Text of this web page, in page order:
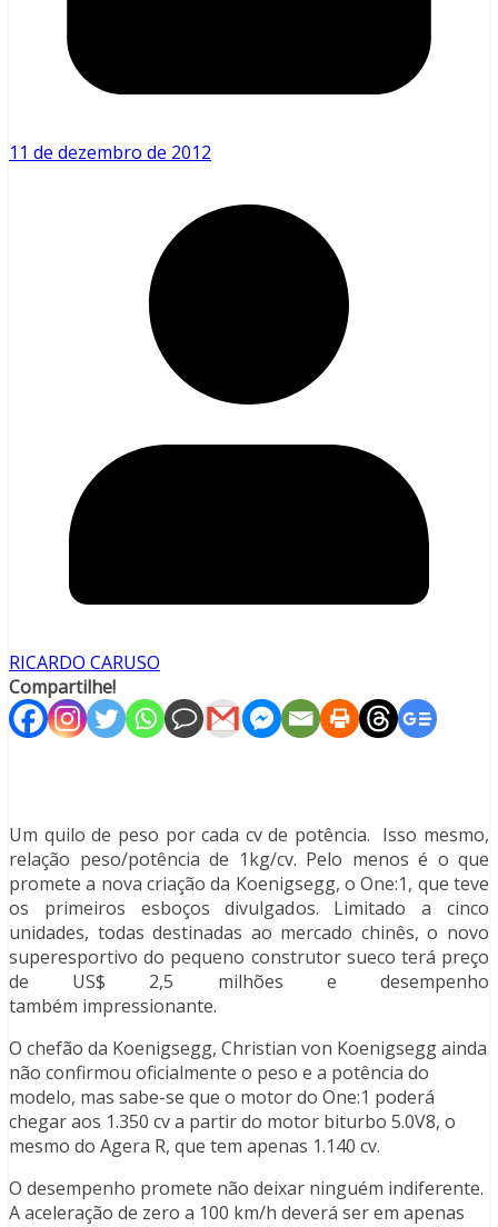
11 de dezembro de 2012
RICARDO CARUSO
Compartilhe!
Um quilo de peso por cada cv de potência. Isso mesmo,
relação peso/potência de 1kg/cv. Pelo menos é o que
promete a nova criação da Koenigsegg, o One:1, que teve
os primeiros esboços divulgados. Limitado a cinco
unidades, todas destinadas ao mercado chinês, o novo
superesportivo do pequeno construtor sueco terá preço
de US$ 2,5 milhões e desempenho
também impressionante.
O chefão da Koenigsegg, Christian von Koenigsegg ainda
não confirmou oficialmente o peso e a potência do
modelo, mas sabe-se que o motor do One:1 poderá
chegar aos 1.350 cv a partir do motor biturbo 5.0V8, o
mesmo do Agera R, que tem apenas 1.140 cv.
O desempenho promete não deixar ninguém indiferente.
A aceleração de zero a 100 km/h deverá ser em apenas